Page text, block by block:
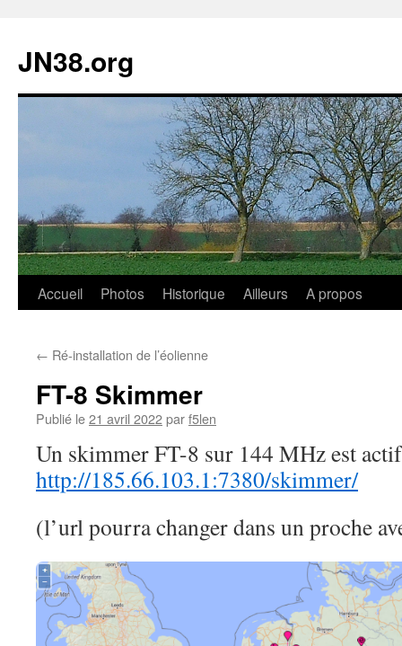
JN38.org
Aller
contenu
Accueil Photos Historique Ailleurs A propos
← Ré-installation de l’éolienne
FT-8 Skimmer
Publié le21 avril 2022parf5len
Un skimmer FT-8 sur 144 MHz est
http://185.66.103.1:7380/skimmer/
(l’url pourra changer dans un proche